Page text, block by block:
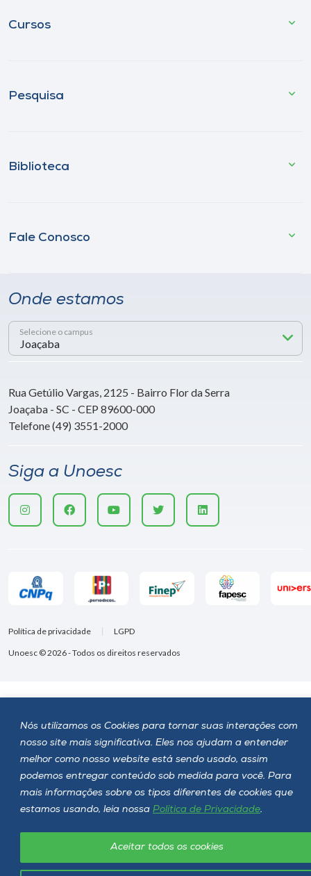
Nós utilizamos os Cookies para tornar suas interações com
nosso site mais significativa. Eles nos ajudam a entender
melhor como nosso website está sendo usado, assim
podemos entregar conteúdo sob medida para você. Para
mais informações sobre os tipos diferentes de cookies que
estamos usando, leia nossa Política de Privacidade.
Aceitar todos os cookies
Cursos
Pesquisa
Biblioteca
Fale Conosco
Onde estamos
Selecione o campus
Rua Getúlio Vargas, 2125 - Bairro Flor da Serra
Joaçaba - SC - CEP 89600-000
Telefone (49) 3551-2000
Siga a Unoesc
Unoesc © 2026 - Todos os direitos reservados
Política de privacidade LGPD